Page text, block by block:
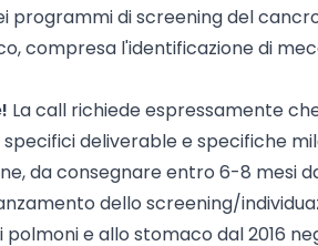
programmi di screening del
compresa l'identificazione di
La call richiede espressamente
deliverable e specifiche
da consegnare entro 6-8 mesi
dello screening/
e allo stomaco dal 2016